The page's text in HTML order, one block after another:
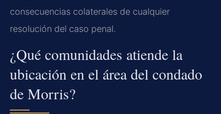
consecuencias colaterales de cualquier
resolución del caso penal.
¿Qué comunidades atiende la
ubicación en el área del condado
de Morris?